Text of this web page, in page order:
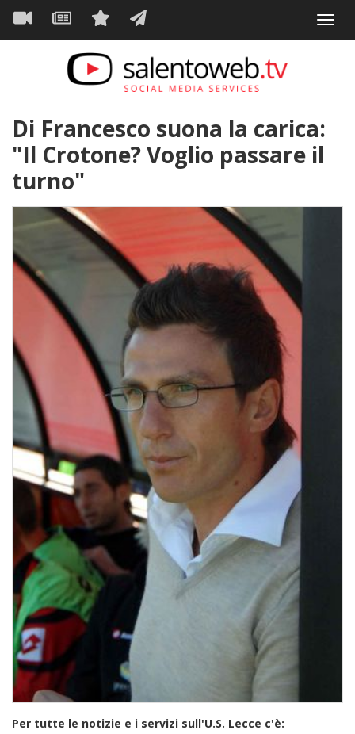
Salta
contenuto
Navigazione
principale
Di Francesco suona la carica:
"Il Crotone? Voglio passare il
turno"
Per tutte le notizie e i servizi sull'U.S. Lecce c'è: